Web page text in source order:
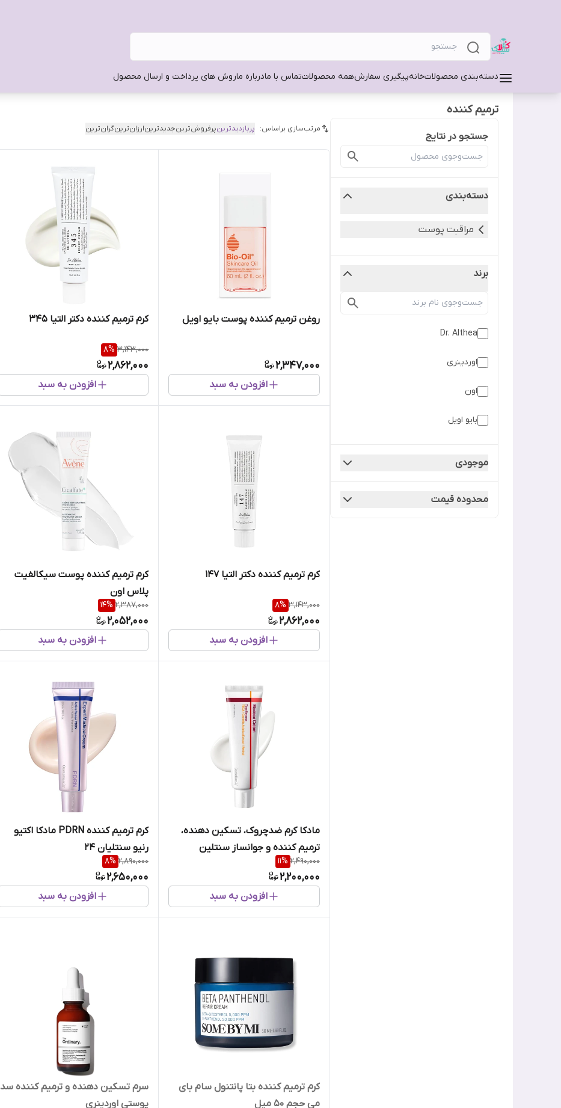
دسته‌بندی محصولاتخانهپیگیری سفارشهمه محصولاتتماس با مادرباره ماروش های پرداخت و ارسال محصول
ترمیم کننده
جستجو در نتایج
دسته‌بندی
مراقبت پوست
برند
Dr. Althea
اوردینری
اون
بایو اویل
لاروش پوزای
موجودی
محدوده قیمت
مرتب‌سازی براساس: پربازدیدترینپرفروش‌ترینجدیدترینارزان‌ترینگران‌ترین
روغن ترمیم کننده پوست بایو اویل
2,347,000
افزودن به سبد
کرم ترمیم کننده دکتر التیا 345
3,143,000
8%
2,862,000
افزودن به سبد
کرم ترمیم کننده دکتر التیا 147
3,143,000
8%
2,862,000
افزودن به سبد
کرم ترمیم کننده پوست سیکالفیت
پلاس اون
2,387,000
14%
2,052,000
افزودن به سبد
مادکا کرم ضدچروک، تسکین دهنده،
ترمیم کننده و جوانساز سنتلین
2,490,000
11%
2,200,000
افزودن به سبد
کرم ترمیم‌ کننده PDRN مادکا اکتیو
رنیو سنتلیان 24
2,890,000
8%
2,650,000
افزودن به سبد
کرم ترمیم کننده بتا پانتنول سام بای
می حجم 50 میل
سرم تسکین دهنده و ترمیم کننده سد
پوستی اوردینری